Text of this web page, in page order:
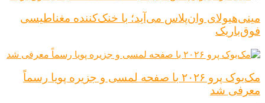
مینی‌هیولای وان‌پلاس می‌آید؛ با خنک‌کننده مغناطیسی
فوق‌باریک
مک‌بوک پرو ۲۰۲۶ با صفحه لمسی و جزیره پویا رسماً
معرفی شد